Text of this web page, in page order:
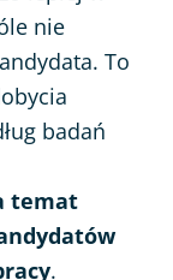
nie
To
badań
temat
.